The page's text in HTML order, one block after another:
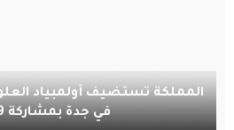
في جدة بمشاركة 19 دولة